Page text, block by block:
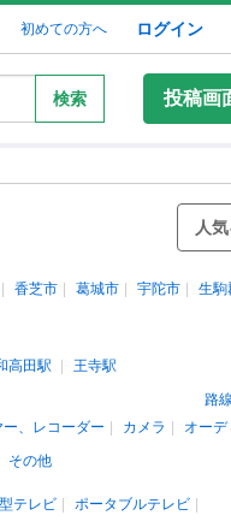
初めての方へ ログイン
検索 投稿画
人
香芝市 葛城市 宇陀市 生駒
高田駅
王寺駅
路
、レコーダー カメラ
オーデ
その他
テレビ
ポータブルテレビ